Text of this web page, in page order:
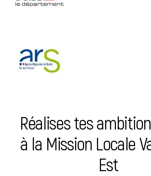
Réalises tes
à la Mission Locale
Est